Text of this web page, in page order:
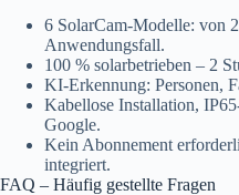
6 SolarCam-Modelle: von
Anwendungsfall.
100 % solarbetrieben – 2
KI-Erkennung: Personen,
Kabellose Installation,
Google.
Kein Abonnement
integriert.
FAQ – Häufig gestellte Fragen